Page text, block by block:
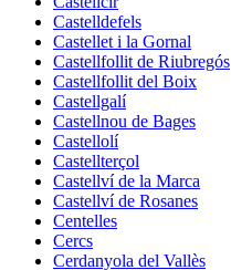
Castelldefels
Castellet i la Gornal
Castellfollit de Riubregós
Castellfollit del Boix
Castellgalí
Castellnou de Bages
Castellolí
Castellterçol
Castellví de la Marca
Castellví de Rosanes
Centelles
Cercs
Cerdanyola del Vallès